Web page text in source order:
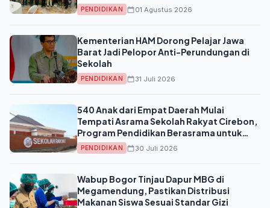
PENDIDIKAN 01 Agustus 2026
Kementerian HAM Dorong Pelajar Jawa
Barat Jadi Pelopor Anti-Perundungan di
Sekolah
PENDIDIKAN 31 Juli 2026
540 Anak dari Empat Daerah Mulai
Tempati Asrama Sekolah Rakyat Cirebon,
Program Pendidikan Berasrama untuk
Putus Rantai Kemiskinan
PENDIDIKAN 30 Juli 2026
Wabup Bogor Tinjau Dapur MBG di
Megamendung, Pastikan Distribusi
Makanan Siswa Sesuai Standar Gizi